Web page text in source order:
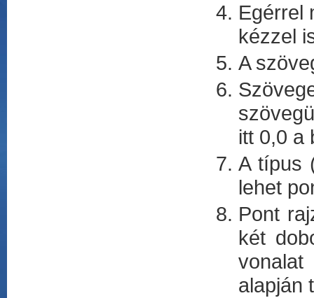
Egérrel
kézzel
A
itt 0,0 a
A típus
lehet
Pont
két
alapján